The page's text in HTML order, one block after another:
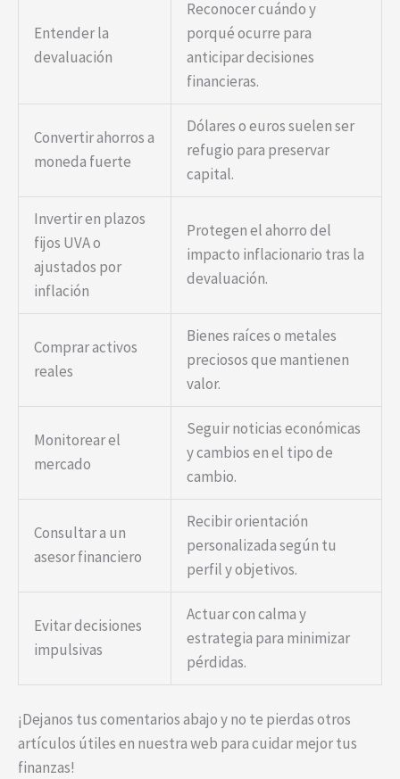
Entender la
devaluación
Reconocer cuándo y
porqué ocurre para
anticipar decisiones
financieras.
Convertir ahorros a
moneda fuerte
Dólares o euros suelen ser
refugio para preservar
capital.
Invertir en plazos
fijos UVA o
ajustados por
inflación
Protegen el ahorro del
impacto inflacionario tras la
devaluación.
Comprar activos
reales
Bienes raíces o metales
preciosos que mantienen
valor.
Monitorear el
mercado
Seguir noticias económicas
y cambios en el tipo de
cambio.
Consultar a un
asesor financiero
Recibir orientación
personalizada según tu
perfil y objetivos.
Evitar decisiones
impulsivas
Actuar con calma y
estrategia para minimizar
pérdidas.
¡Dejanos tus comentarios abajo y no te pierdas otros
artículos útiles en nuestra web para cuidar mejor tus
finanzas!